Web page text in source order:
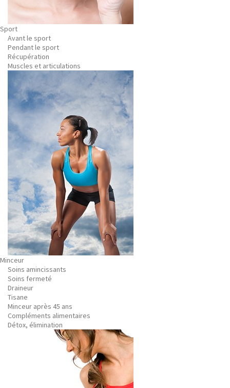
Sport
Avant le sport
Pendant le sport
Récupération
Muscles et articulations
Minceur
Soins amincissants
Soins fermeté
Draineur
Tisane
Minceur après 45 ans
Compléments alimentaires
Détox, élimination